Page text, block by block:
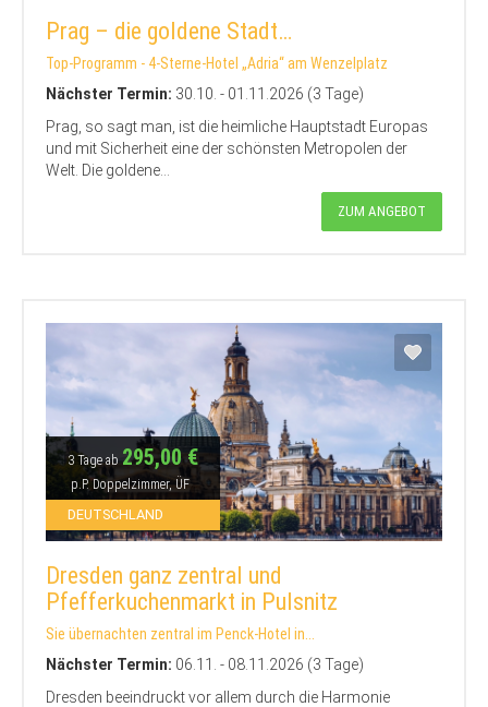
Prag – die goldene Stadt…
Top-Programm - 4-Sterne-Hotel „Adria“ am Wenzelplatz
Nächster Termin: 30.10. - 01.11.2026 (3 Tage)
Prag, so sagt man, ist die heimliche Hauptstadt Europas
und mit Sicherheit eine der schönsten Metropolen der
Welt. Die goldene...
ZUM ANGEBOT
3 Tage ab295,00 €
p.P. Doppelzimmer, ÜF
DEUTSCHLAND
Dresden ganz zentral und
Pfefferkuchenmarkt in Pulsnitz
Sie übernachten zentral im Penck-Hotel in...
Nächster Termin: 06.11. - 08.11.2026 (3 Tage)
Dresden beeindruckt vor allem durch die Harmonie